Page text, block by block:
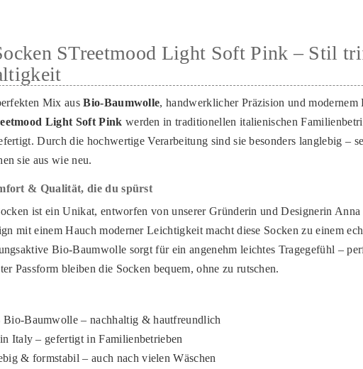
STreetmood Light Soft Pink – Stil
Mix ausBio-Baumwolle, handwerklicher Präzision und
Light Soft Pink werden in traditionellen italienischen
Durch die hochwertige Verarbeitung sind sie besonders langlebig –
sie aus wie neu.
& Qualität, die du spürst
ist ein Unikat, entworfen von unserer Gründerin und Designerin
mit einem Hauch moderner Leichtigkeit macht diese Socken zu einem
Bio-Baumwolle sorgt für ein angenehm leichtes Tragegefühl –
Passform bleiben die Socken bequem, ohne zu rutschen.
Bio-Baumwolle – nachhaltig & hautfreundlich
Italy – gefertigt in Familienbetrieben
& formstabil – auch nach vielen Wäschen